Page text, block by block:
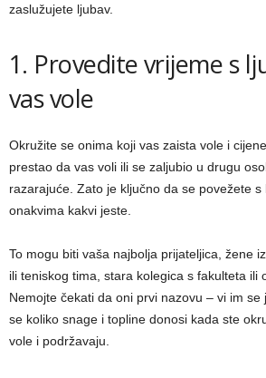
zaslužujete ljubav.
1. Provedite vrijeme s
vas vole
Okružite se onima koji vas zaista vole i
prestao da vas voli ili se zaljubio u drugu
razarajuće. Zato je ključno da se povežete
onakvima kakvi jeste.
To mogu biti vaša najbolja prijateljica, žene
ili teniskog tima, stara kolegica s fakulteta ili
Nemojte čekati da oni prvi nazovu – vi im se
se koliko snage i topline donosi kada ste
vole i podržavaju.